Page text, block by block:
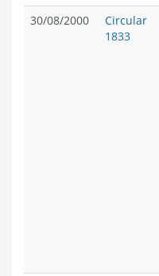
30/08/2000
Circular
1833